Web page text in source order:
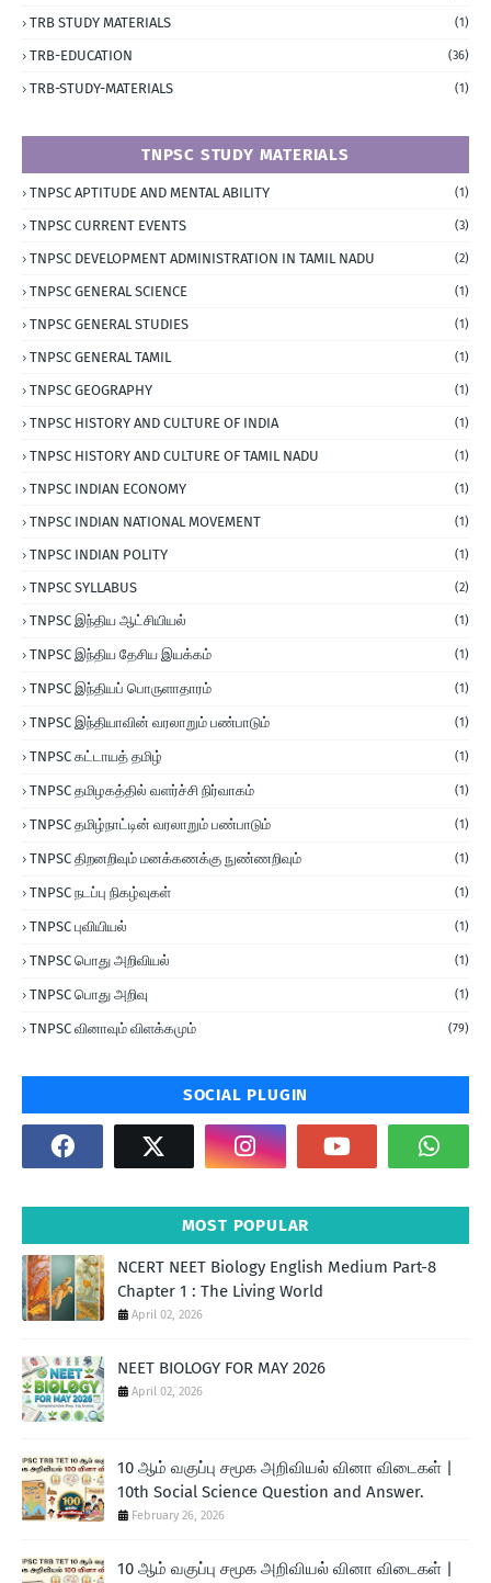
TRB STUDY MATERIALS (1)
TRB-EDUCATION (36)
TRB-STUDY-MATERIALS (1)
TNPSC STUDY MATERIALS
TNPSC APTITUDE AND MENTAL ABILITY (1)
TNPSC CURRENT EVENTS (3)
TNPSC DEVELOPMENT ADMINISTRATION IN TAMIL NADU (2)
TNPSC GENERAL SCIENCE (1)
TNPSC GENERAL STUDIES (1)
TNPSC GENERAL TAMIL (1)
TNPSC GEOGRAPHY (1)
TNPSC HISTORY AND CULTURE OF INDIA (1)
TNPSC HISTORY AND CULTURE OF TAMIL NADU (1)
TNPSC INDIAN ECONOMY (1)
TNPSC INDIAN NATIONAL MOVEMENT (1)
TNPSC INDIAN POLITY (1)
TNPSC SYLLABUS (2)
TNPSC இந்திய ஆட்சியியல் (1)
TNPSC இந்திய தேசிய இயக்கம் (1)
TNPSC இந்தியப் பொருளாதாரம் (1)
TNPSC இந்தியாவின் வரலாறும் பண்பாடும் (1)
TNPSC கட்டாயத் தமிழ் (1)
TNPSC தமிழகத்தில் வளர்ச்சி நிர்வாகம் (1)
TNPSC தமிழ்நாட்டின் வரலாறும் பண்பாடும் (1)
TNPSC திறனறிவும் மனக்கணக்கு நுண்ணறிவும் (1)
TNPSC நடப்பு நிகழ்வுகள் (1)
TNPSC புவியியல் (1)
TNPSC பொது அறிவியல் (1)
TNPSC பொது அறிவு (1)
TNPSC வினாவும் விளக்கமும் (79)
SOCIAL PLUGIN
MOST POPULAR
NCERT NEET Biology English Medium Part-8
Chapter 1 : The Living World
April 02, 2026
NEET BIOLOGY FOR MAY 2026
April 02, 2026
10 ஆம் வகுப்பு சமூக அறிவியல் வினா விடைகள் |
10th Social Science Question and Answer.
February 26, 2026
10 ஆம் வகுப்பு சமூக அறிவியல் வினா விடைகள் |